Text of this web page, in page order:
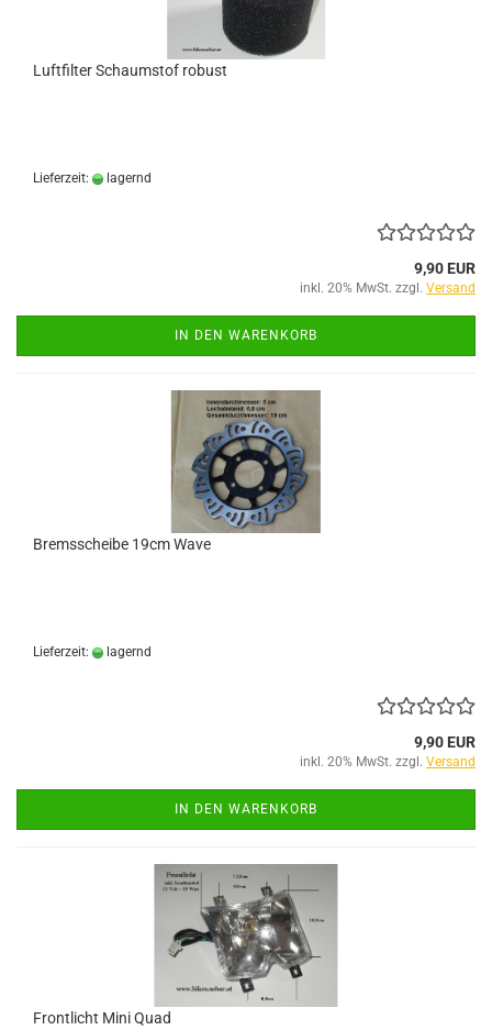
Luftfilter Schaumstof robust
Lieferzeit: lagernd
9,90 EUR
inkl. 20% MwSt. zzgl. Versand
IN DEN WARENKORB
Bremsscheibe 19cm Wave
Lieferzeit: lagernd
9,90 EUR
inkl. 20% MwSt. zzgl. Versand
IN DEN WARENKORB
Frontlicht Mini Quad